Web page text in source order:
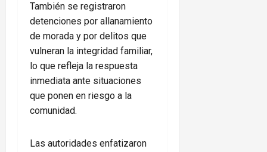
También se registraron
detenciones por allanamiento
de morada y por delitos que
vulneran la integridad familiar,
lo que refleja la respuesta
inmediata ante situaciones
que ponen en riesgo a la
comunidad.
Las autoridades enfatizaron